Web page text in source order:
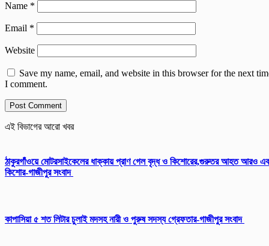
Name *
Email *
Website
Save my name, email, and website in this browser for the next
I comment.
এই বিভাগের আরো খবর
ঠাকুরগাঁওয়ে মোটরসাইকেলের ধাক্কায় প্রাণ গেল বৃদ্ধ ও কিশোরের,গুরুতর আহত আরও
কিশোর-গাজীপুর সংবাদ
কাপাসিয়া ৫ শত লিটার চুলাই মদসহ নারী ও পুরুষ সদস্য গ্রেফতার-গাজীপুর সংবাদ